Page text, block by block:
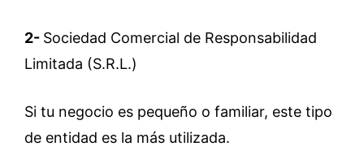
2- Sociedad Comercial de Responsabilidad
Limitada (S.R.L.)
Si tu negocio es pequeño o familiar, este tipo
de entidad es la más utilizada.